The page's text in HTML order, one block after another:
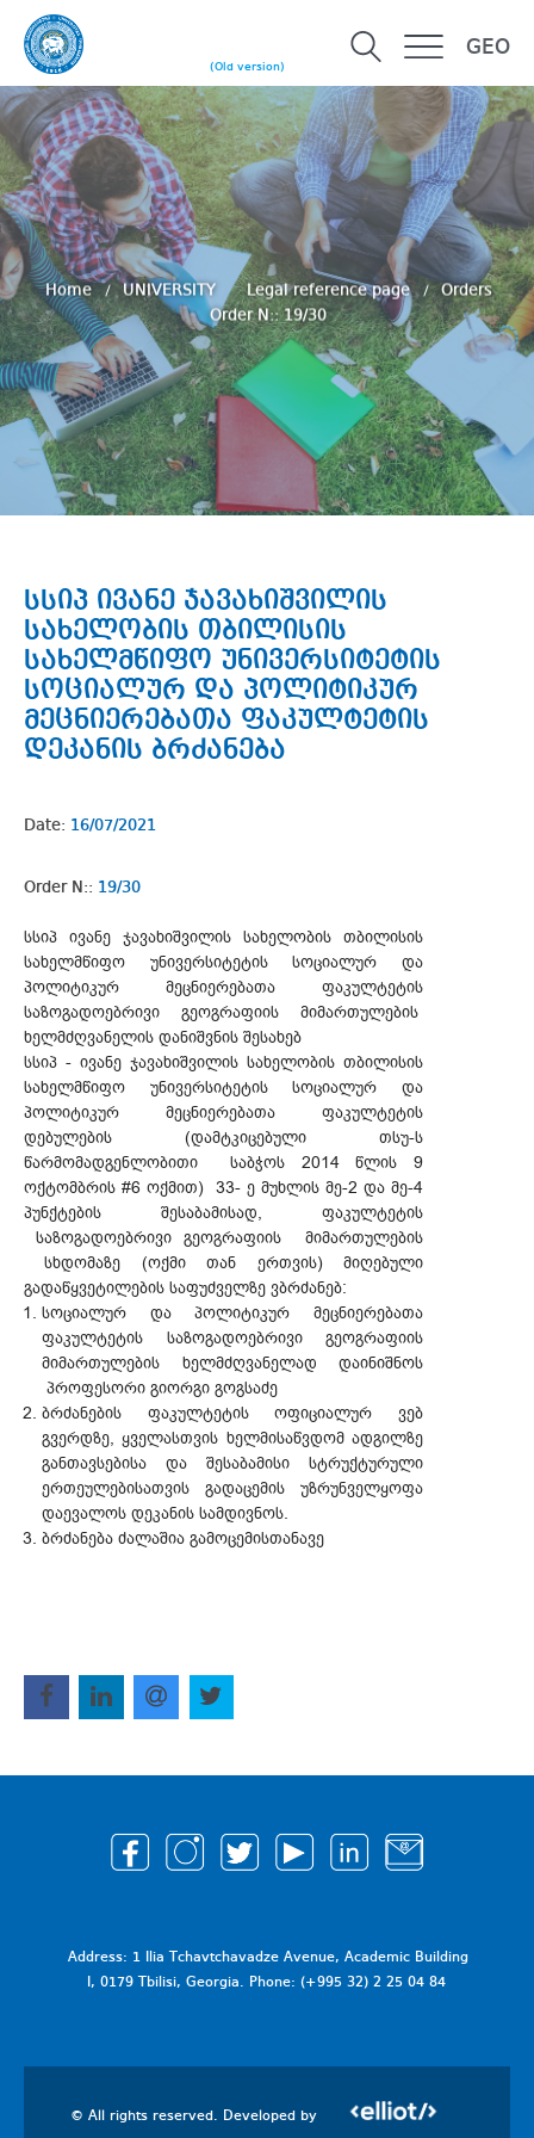
(Old version)
GEO
Home UNIVERSITY Legal reference page
Orders
Order N:: 19/30
სსიპ ივანე ჯავახიშვილის
სახელობის თბილისის
სახელმწიფო უნივერსიტეტის
სოციალურ და პოლიტიკურ
მეცნიერებათა ფაკულტეტის
დეკანის ბრძანება
Date: 16/07/2021
Order N:: 19/30
სსიპ ივანე ჯავახიშვილის სახელობის თბილისის
სახელმწიფო უნივერსიტეტის სოციალურ და
პოლიტიკურ მეცნიერებათა ფაკულტეტის
საზოგადოებრივი გეოგრაფიის მიმართულების
ხელმძღვანელის დანიშვნის შესახებ
სსიპ - ივანე ჯავახიშვილის სახელობის თბილისის
სახელმწიფო უნივერსიტეტის სოციალურ და
პოლიტიკურ მეცნიერებათა ფაკულტეტის
დებულების (დამტკიცებული თსუ-ს
წარმომადგენლობითი საბჭოს 2014 წლის 9
ოქტომბრის #6 ოქმით) 33- ე მუხლის მე-2 და მე-4
პუნქტების შესაბამისად, ფაკულტეტის
საზოგადოებრივი გეოგრაფიის მიმართულების
სხდომაზე (ოქმი თან ერთვის) მიღებული
გადაწყვეტილების საფუძველზე ვბრძანებ:
სოციალურ და პოლიტიკურ მეცნიერებათა
ფაკულტეტის საზოგადოებრივი გეოგრაფიის
მიმართულების ხელმძღვანელად დაინიშნოს
პროფესორი გიორგი გოგსაძე
ბრძანების ფაკულტეტის ოფიციალურ ვებ
გვერდზე, ყველასთვის ხელმისაწვდომ ადგილზე
განთავსებისა და შესაბამისი სტრუქტურული
ერთეულებისათვის გადაცემის უზრუნველყოფა
დაევალოს დეკანის სამდივნოს.
ბრძანება ძალაშია გამოცემისთანავე
Address: 1 Ilia Tchavtchavadze Avenue, Academic Building
I, 0179 Tbilisi, Georgia. Phone: (+995 32) 2 25 04 84
© All rights reserved. Developed by